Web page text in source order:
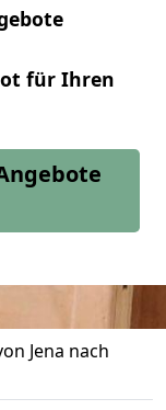
für Ihren
Jena nach